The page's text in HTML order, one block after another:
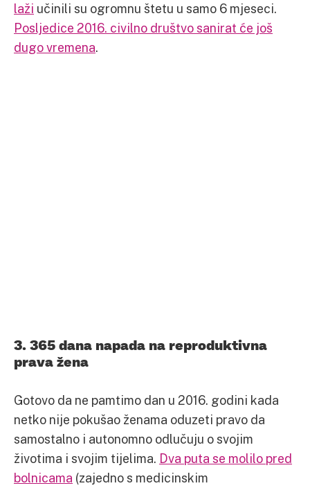
laži učinili su ogromnu štetu u samo 6 mjeseci.
Posljedice 2016. civilno društvo sanirat će još
dugo vremena.
3. 365 dana napada na reproduktivna
prava žena
Gotovo da ne pamtimo dan u 2016. godini kada
netko nije pokušao ženama oduzeti pravo da
samostalno i autonomno odlučuju o svojim
životima i svojim tijelima. Dva puta se molilo pred
bolnicama (zajedno s medicinskim